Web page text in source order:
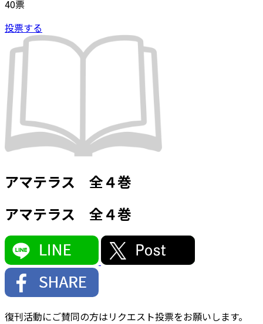
40票
投票する
アマテラス 全４巻
アマテラス 全４巻
復刊活動にご賛同の方はリクエスト投票をお願いします。